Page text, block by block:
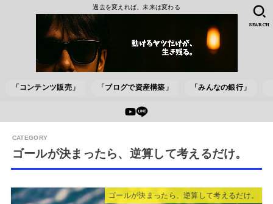
過去を変えれば、未来は変わる
「コンテンツ販売」 「ブログで資産構築」 「みんなの銀行」
SEARCH
ゴールが決まったら、逆算して考えるだけ。
ゴールが決まったら、逆算して考えるだけ。